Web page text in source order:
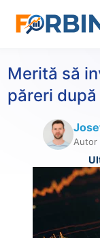
Merită să
păreri după
Autor